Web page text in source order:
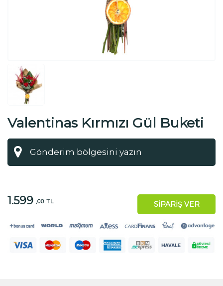
Valentinas Kırmızı Gül Buketi
1.599 ,00 TL SİPARİŞ VER